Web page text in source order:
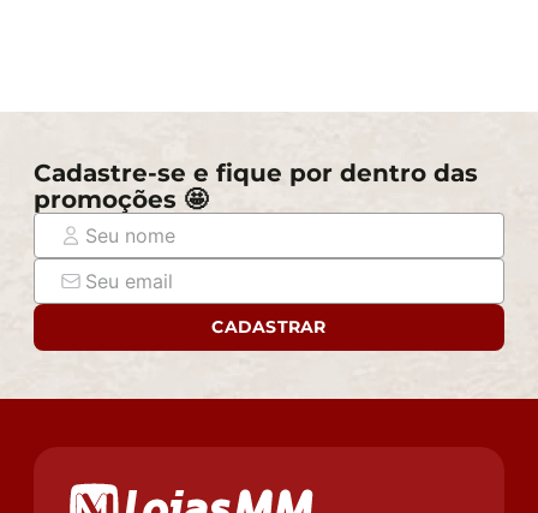
Cadastre-se e fique por dentro das
promoções 🤩
CADASTRAR